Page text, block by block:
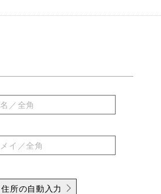
住所の自動入力